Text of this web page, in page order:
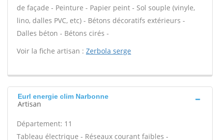
de façade - Peinture - Papier peint - Sol souple (vinyle,
lino, dalles PVC, etc) - Bétons décoratifs extérieurs -
Dalles béton - Bétons cirés -
Voir la fiche artisan : Zerbola serge
Eurl energie clim Narbonne
Artisan
Département: 11
Tableau électrique - Réseaux courant faibles -